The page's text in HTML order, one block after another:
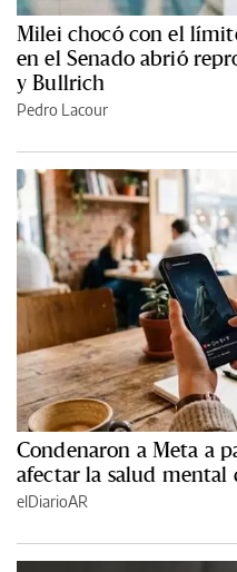
Milei chocó con el
en el Senado abrió
y Bullrich
Pedro Lacour
Condenaron a Meta a
afectar la salud mental
elDiarioAR